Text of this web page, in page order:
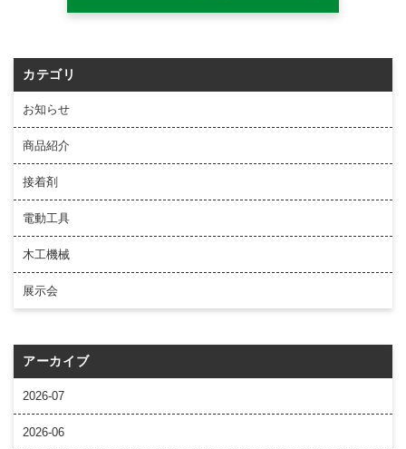
カテゴリ
お知らせ
商品紹介
接着剤
電動工具
木工機械
展示会
アーカイブ
2026-07
2026-06